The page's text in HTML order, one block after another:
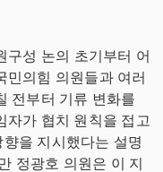
구성 논의 초기부터 어
민의힘 의원들과 여러
전부터 기류 변화를
자가 협치 원칙을 접고
을 지시했다는 설명
정광호 의원은 이 지